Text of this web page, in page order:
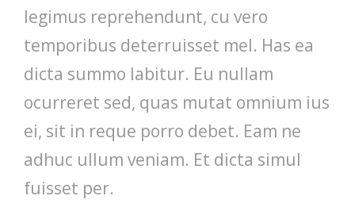
legimus reprehendunt, cu vero
temporibus deterruisset mel. Has ea
dicta summo labitur. Eu nullam
ocurreret sed, quas mutat omnium ius
ei, sit in reque porro debet. Eam ne
adhuc ullum veniam. Et dicta simul
fuisset per.